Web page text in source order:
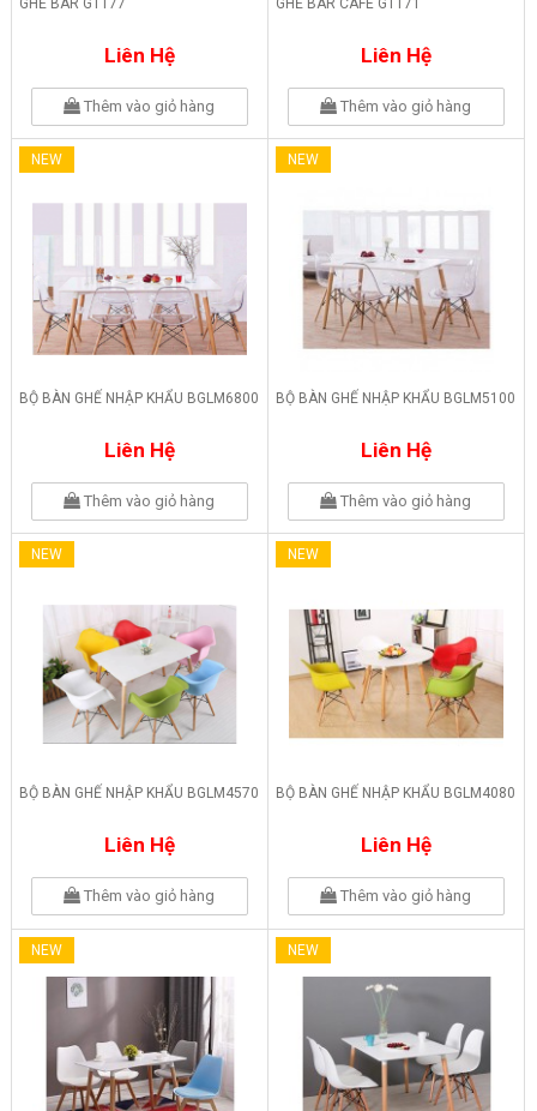
Liên Hệ
Thêm vào giỏ hàng
Liên Hệ
Thêm vào giỏ hàng
NEW
BỘ BÀN GHẾ NHẬP KHẨU BGLM6800
Liên Hệ
Thêm vào giỏ hàng
NEW
BỘ BÀN GHẾ NHẬP KHẨU BGLM5100
Liên Hệ
Thêm vào giỏ hàng
NEW
BỘ BÀN GHẾ NHẬP KHẨU BGLM4570
Liên Hệ
Thêm vào giỏ hàng
NEW
BỘ BÀN GHẾ NHẬP KHẨU BGLM4080
Liên Hệ
Thêm vào giỏ hàng
NEW NEW